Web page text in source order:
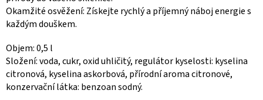
Okamžité osvěžení: Získejte rychlý a příjemný náboj energie s
každým douškem.
Objem: 0,5 l
Složení: voda, cukr, oxid uhličitý, regulátor kyselosti: kyselina
citronová, kyselina askorbová, přírodní aroma citronové,
konzervační látka: benzoan sodný.